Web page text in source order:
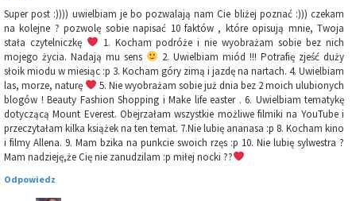
Super post :)))) uwielbiam je bo pozwalają nam Cie bliżej poznać :))) czekam
na kolejne ? pozwolę sobie napisać 10 faktów , które opisują mnie, Twoja
stała czytelniczkę
1. Kocham podróże i nie wyobrażam sobie bez nich
mojego życia. Nadają mu sens
2. Uwielbiam miód !!! Potrafię zjeść duży
słoik miodu w miesiąc :p 3. Kocham góry zimą i jazdę na nartach. 4. Uwielbiam
las, morze, naturę
5. Nie wyobrażam sobie już dnia bez 2 moich ulubionych
blogów ! Beauty Fashion Shopping i Make life easter . 6. Uwielbiam tematykę
dotyczącą Mount Everest. Obejrzałam wszystkie możliwe filmiki na YouTube i
przeczytałam kilka książek na ten temat. 7.Nie lubię ananasa :p 8. Kocham kino
i filmy Allena. 9. Mam bzika na punkcie swoich rzęs :p 10. Nie lubię sylwestra ?
Mam nadzieję,że Cię nie zanudzilam :p miłej nocki ??
Odpowiedz